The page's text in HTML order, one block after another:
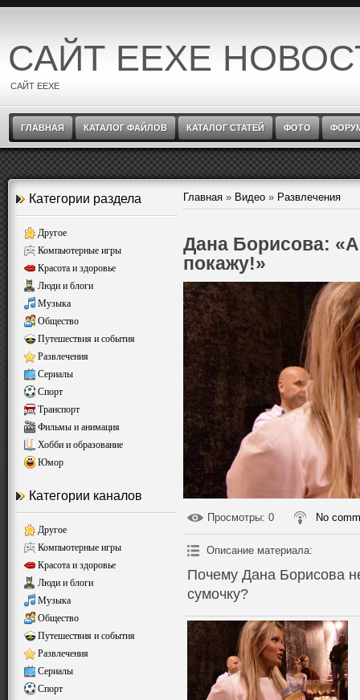
САЙТ EEXE
САЙТ EEXE
ГЛАВНАЯ КАТАЛОГ ФАЙЛОВ КАТАЛОГ СТАТЕЙ ФОТО
Категории раздела
Другое
Компьютерные игры
Красота и здоровье
Люди и блоги
Музыка
Общество
Путешествия и события
Развлечения
Сериалы
Спорт
Транспорт
Фильмы и анимация
Хобби и образование
Юмор
Категории каналов
Другое
Компьютерные игры
Красота и здоровье
Люди и блоги
Музыка
Общество
Путешествия и события
Развлечения
Сериалы
Спорт
Главная » Видео » Развлечения
Дана Борисова:
покажу!»
Просмотры: 0 No
Описание материала:
Почему Дана Борисова
сумочку?